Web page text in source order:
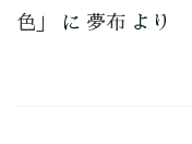
色」
に 夢布 より